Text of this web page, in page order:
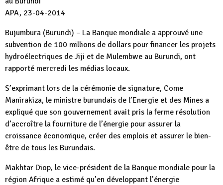
APA, 23-04-2014
Bujumbura (Burundi) – La Banque mondiale a approuvé une
subvention de 100 millions de dollars pour financer les projets
hydroélectriques de Jiji et de Mulembwe au Burundi, ont
rapporté mercredi les médias locaux.
S’exprimant lors de la cérémonie de signature, Come
Manirakiza, le ministre burundais de l’Energie et des Mines a
expliqué que son gouvernement avait pris la ferme résolution
d’accroître la fourniture de l’énergie pour assurer la
croissance économique, créer des emplois et assurer le bien-
être de tous les Burundais.
Makhtar Diop, le vice-président de la Banque mondiale pour la
région Afrique a estimé qu’en développant l’énergie